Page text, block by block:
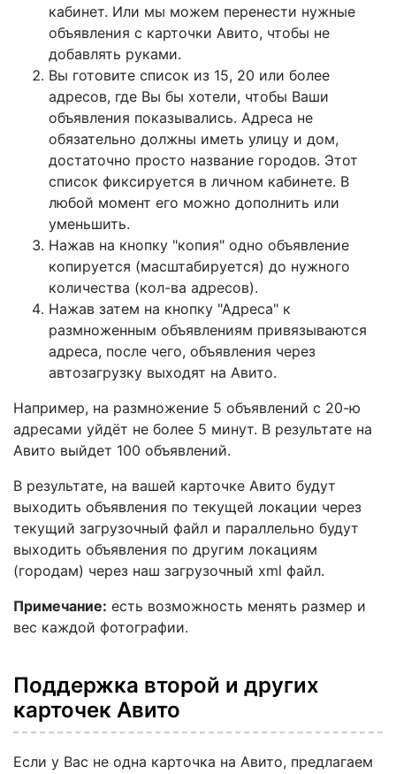
кабинет. Или мы можем перенести нужные
объявления с карточки Авито, чтобы не
добавлять руками.
Вы готовите список из 15, 20 или более
адресов, где Вы бы хотели, чтобы Ваши
объявления показывались. Адреса не
обязательно должны иметь улицу и дом,
достаточно просто название городов. Этот
список фиксируется в личном кабинете. В
любой момент его можно дополнить или
уменьшить.
Нажав на кнопку "копия" одно объявление
копируется (масштабируется) до нужного
количества (кол-ва адресов).
Нажав затем на кнопку "Адреса" к
размноженным объявлениям привязываются
адреса, после чего, объявления через
автозагрузку выходят на Авито.
Например, на размножение 5 объявлений с 20-ю
адресами уйдёт не более 5 минут. В результате на
Авито выйдет 100 объявлений.
В результате, на вашей карточке Авито будут
выходить объявления по текущей локации через
текущий загрузочный файл и параллельно будут
выходить объявления по другим локациям
(городам) через наш загрузочный xml файл.
Примечание: есть возможность менять размер и
вес каждой фотографии.
Поддержка второй и других
карточек Авито
Если у Вас не одна карточка на Авито, предлагаем